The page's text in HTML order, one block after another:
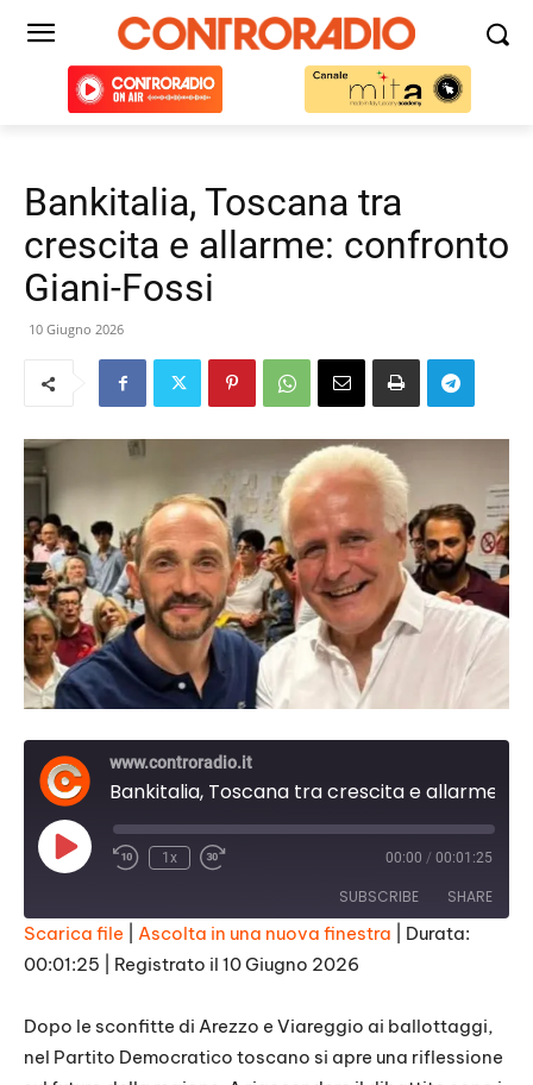
Bankitalia, Toscana tra
crescita e allarme: confronto
Giani-Fossi
10 Giugno 2026
www.controradio.it
Play
Episode
1x 00:00 / 00:01:25
SUBSCRIBE SHARE
SHARE
EMBED
Scarica file Ascolta in una nuova finestra
Durata:
00:01:25
Registrato il 10 Giugno 2026
Dopo le sconfitte di Arezzo e Viareggio ai ballottaggi,
nel Partito Democratico toscano si apre una riflessione